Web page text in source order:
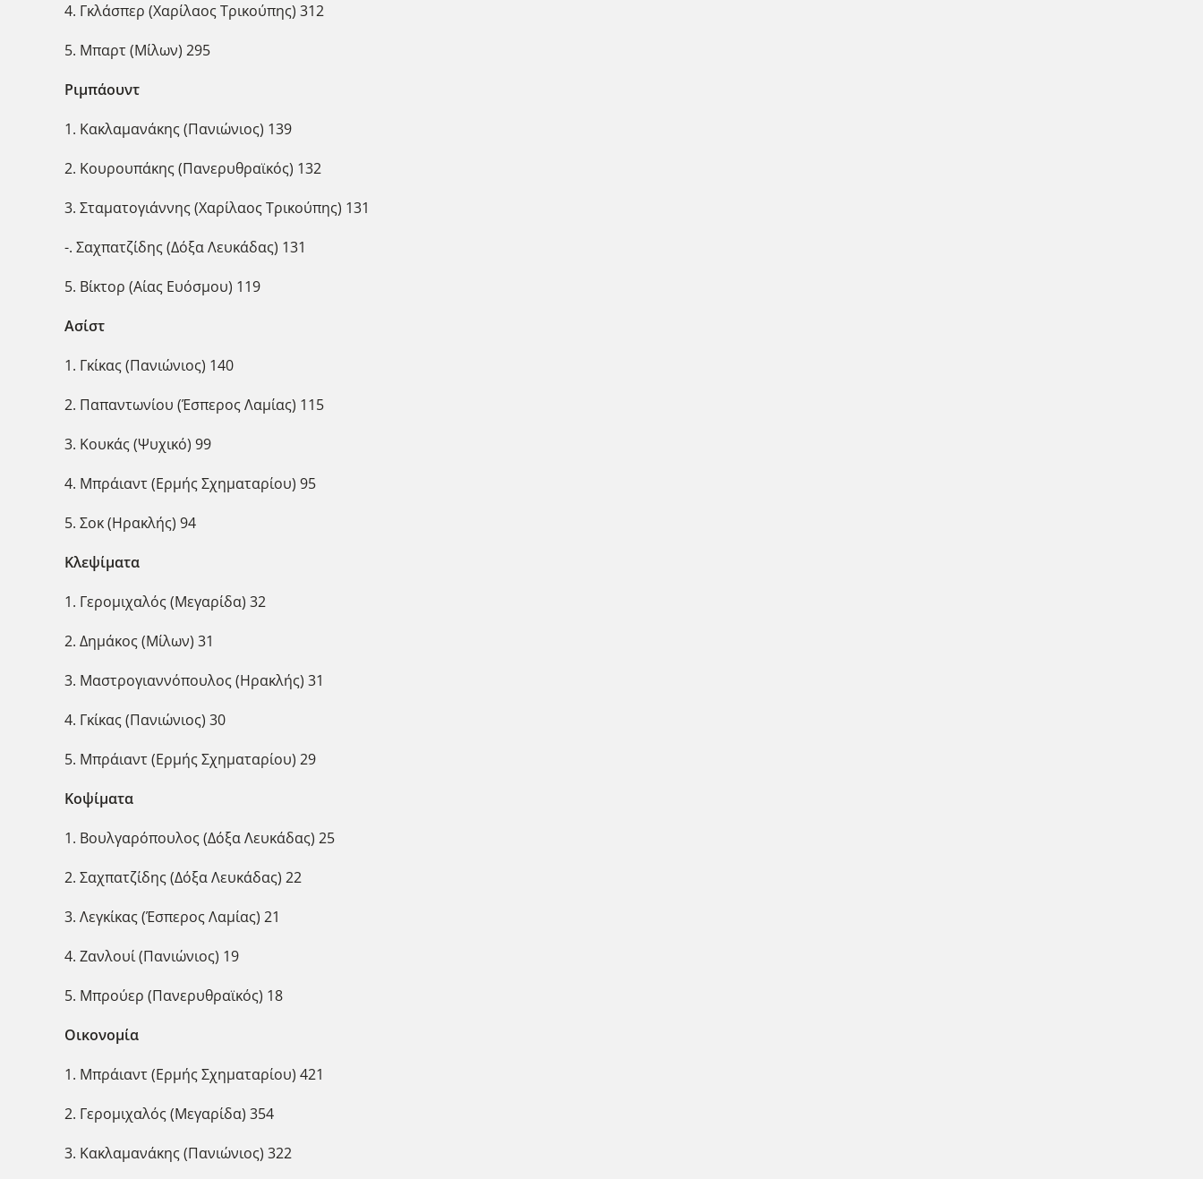
4. Γκλάσπερ (Χαρίλαος Τρικούπης) 312
5. Μπαρτ (Μίλων) 295
Ριμπάουντ
1. Κακλαμανάκης (Πανιώνιος) 139
2. Κουρουπάκης (Πανερυθραϊκός) 132
3. Σταματογιάννης (Χαρίλαος Τρικούπης) 131
-. Σαχπατζίδης (Δόξα Λευκάδας) 131
5. Βίκτορ (Αίας Ευόσμου) 119
Ασίστ
1. Γκίκας (Πανιώνιος) 140
2. Παπαντωνίου (Έσπερος Λαμίας) 115
3. Κουκάς (Ψυχικό) 99
4. Μπράιαντ (Ερμής Σχηματαρίου) 95
5. Σοκ (Ηρακλής) 94
Κλεψίματα
1. Γερομιχαλός (Μεγαρίδα) 32
2. Δημάκος (Μίλων) 31
3. Μαστρογιαννόπουλος (Ηρακλής) 31
4. Γκίκας (Πανιώνιος) 30
5. Μπράιαντ (Ερμής Σχηματαρίου) 29
Κοψίματα
1. Βουλγαρόπουλος (Δόξα Λευκάδας) 25
2. Σαχπατζίδης (Δόξα Λευκάδας) 22
3. Λεγκίκας (Έσπερος Λαμίας) 21
4. Ζανλουί (Πανιώνιος) 19
5. Μπρούερ (Πανερυθραϊκός) 18
Οικονομία
1. Μπράιαντ (Ερμής Σχηματαρίου) 421
2. Γερομιχαλός (Μεγαρίδα) 354
3. Κακλαμανάκης (Πανιώνιος) 322